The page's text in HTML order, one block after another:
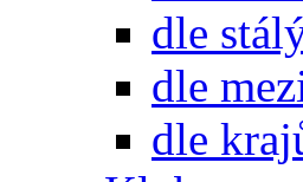
dle
dle
dle